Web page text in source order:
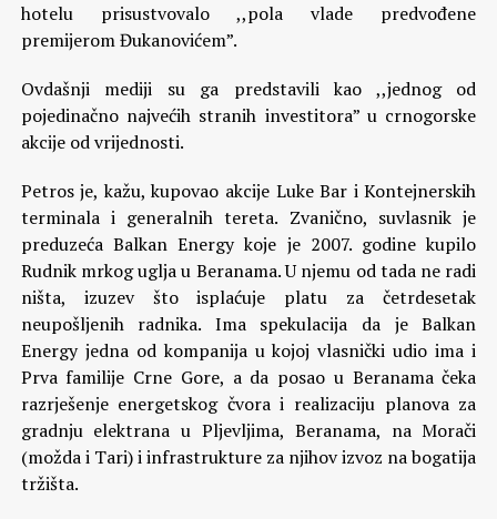
hotelu prisustvovalo ,,pola vlade predvođene
premijerom Đukanovićem”.
Ovdašnji mediji su ga predstavili kao ,,jednog od
pojedinačno najvećih stranih investitora” u crnogorske
akcije od vrijednosti.
Petros je, kažu, kupovao akcije Luke Bar i Kontejnerskih
terminala i generalnih tereta. Zvanično, suvlasnik je
preduzeća Balkan Energy koje je 2007. godine kupilo
Rudnik mrkog uglja u Beranama. U njemu od tada ne radi
ništa, izuzev što isplaćuje platu za četrdesetak
neupošljenih radnika. Ima spekulacija da je Balkan
Energy jedna od kompanija u kojoj vlasnički udio ima i
Prva familije Crne Gore, a da posao u Beranama čeka
razrješenje energetskog čvora i realizaciju planova za
gradnju elektrana u Pljevljima, Beranama, na Morači
(možda i Tari) i infrastrukture za njihov izvoz na bogatija
tržišta.